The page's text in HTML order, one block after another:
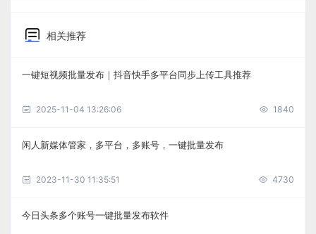
相关推荐
一键短视频批量发布｜抖音快手多平台同步上传工具推荐
2025-11-04 13:26:06 1840
闲人新媒体管家，多平台，多账号，一键批量发布
2023-11-30 11:35:51 4730
今日头条多个账号一键批量发布软件